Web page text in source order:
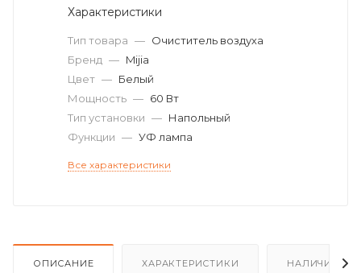
Характеристики
Тип товара — Очиститель воздуха
Бренд — Mijia
Цвет — Белый
Мощность — 60 Вт
Тип установки — Напольный
Функции — УФ лампа
Все характеристики
ОПИСАНИЕ ХАРАКТЕРИСТИКИ НАЛИЧИЕ